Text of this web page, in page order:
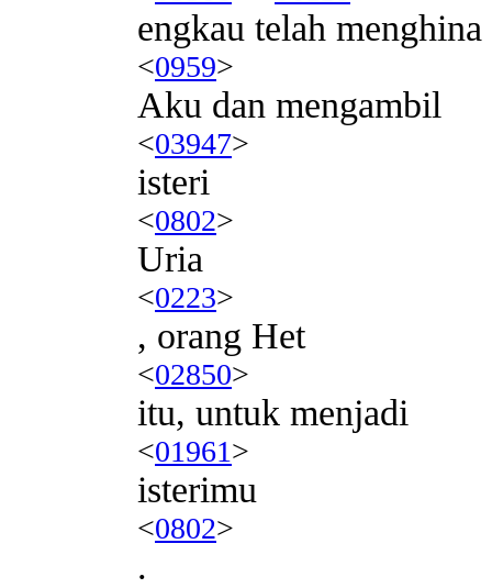
engkau telah menghina
<0959>
Aku dan mengambil
<03947>
isteri
<0802>
Uria
<0223>
, orang Het
<02850>
itu, untuk menjadi
<01961>
isterimu
<0802>
.